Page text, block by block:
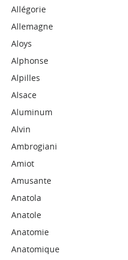
Allégorie
Allemagne
Aloys
Alphonse
Alpilles
Alsace
Aluminum
Alvin
Ambrogiani
Amiot
Amusante
Anatola
Anatole
Anatomie
Anatomique